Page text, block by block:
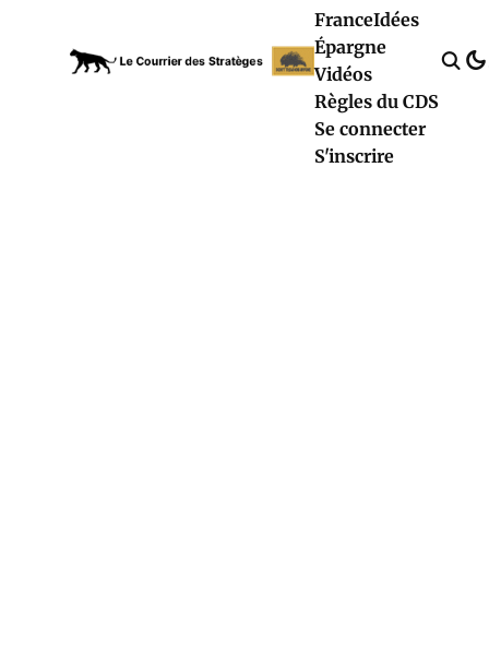
FranceIdées
Épargne
Vidéos
Règles du CDS
Se connecter
S'inscrire